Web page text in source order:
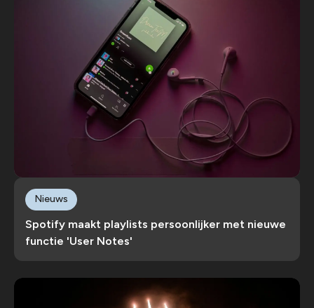
Spotify maakt playlists persoonlijker met nieuwe
functie 'User Notes'
Nieuws